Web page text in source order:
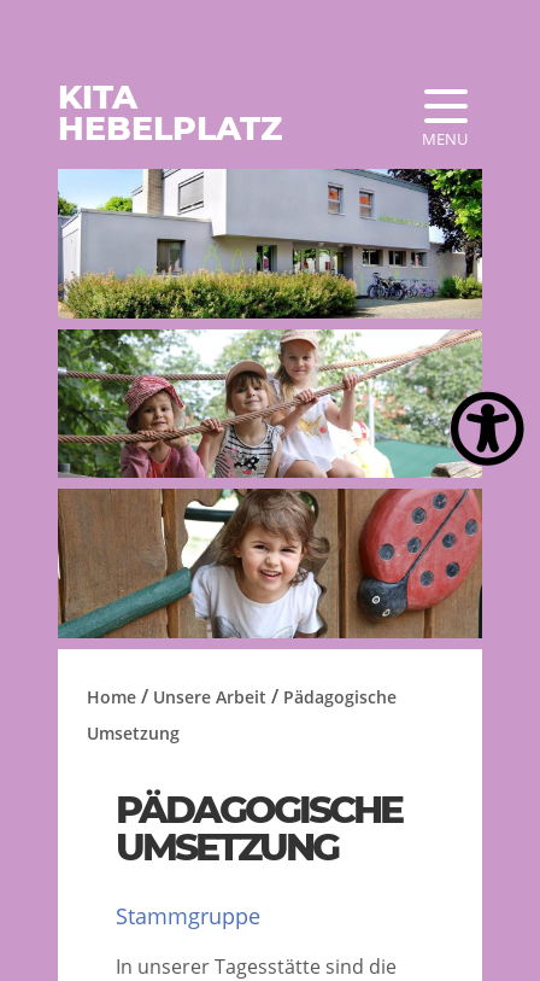
MENU
KITA
HEBELPLATZ
Home / Unsere Arbeit / Pädagogische
Umsetzung
PÄDAGOGISCHE
UMSETZUNG
Stammgruppe
In unserer Tagesstätte sind die